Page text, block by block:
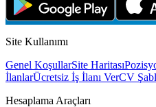
Site Kullanımı
Genel KoşullarSite Haritası
İlanlarÜcretsiz İş İlanı VerCV
Hesaplama Araçları